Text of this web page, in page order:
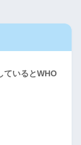
ているとWHO